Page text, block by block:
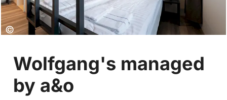
Copyright:
©
Wolfgang's managed
by a&o